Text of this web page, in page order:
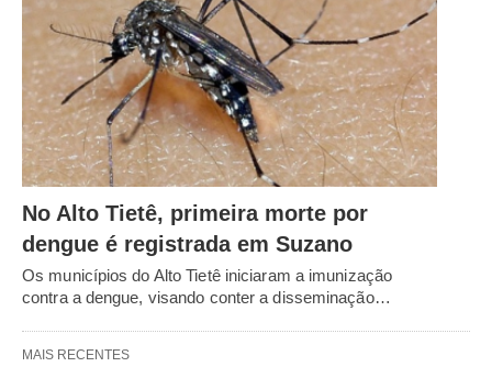
No Alto Tietê, primeira morte por
dengue é registrada em Suzano
Os municípios do Alto Tietê iniciaram a imunização
contra a dengue, visando conter a disseminação…
MAIS RECENTES